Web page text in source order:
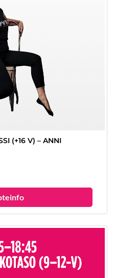
(+16 V) – ANNI